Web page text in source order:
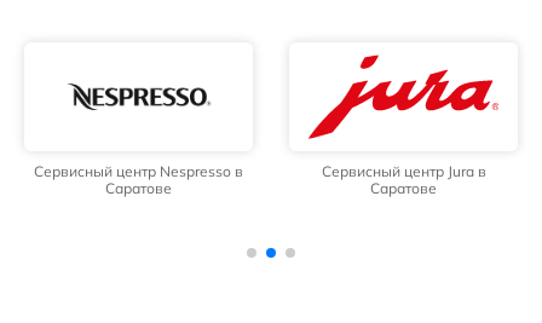
Сервисный центр Nespresso в
Саратове
Сервисный центр Jura в
Саратове